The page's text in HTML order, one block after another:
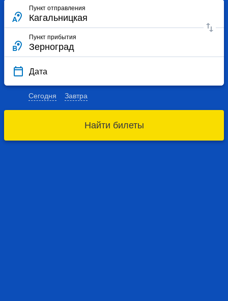
Пункт отправления
Пункт прибытия
Дата
Сегодня Завтра
Найти билеты